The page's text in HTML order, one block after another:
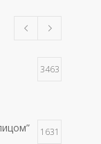
3463
1631